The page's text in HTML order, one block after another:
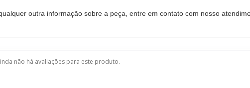
outra informação sobre a peça, entre em contato com nosso
não há avaliações para este produto.